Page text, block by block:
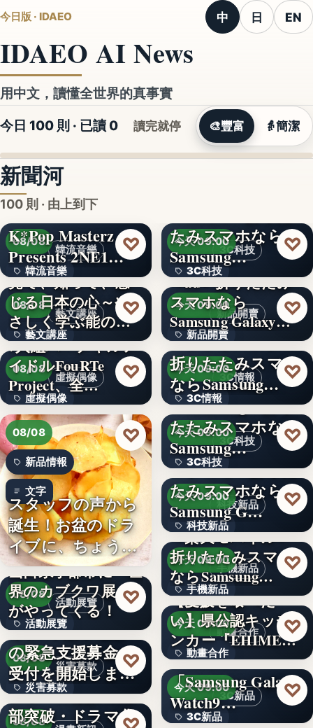
今日版 · IDAEO 中 日 EN
IDAEO AI News
用中文，讀懂全世界的真事實
今日 100 則 · 已讀 0 讀完就停 🎨豐富 👵簡潔
新聞河
100 則 · 由上到下
韓流音樂
08/08
韓流音樂
文字
K*Pop Masterz
Presents 2NE1…
♡
藝文講座
08/08
藝文講座
1,000円
見て、知って、感
じる日本の心～や
さしく学ぶ能の世
界へ
♡
虛擬偶像
08/08
虛擬偶像
10
7人組バーチャルア
イドルFouRTe
Project、全…
♡
08/08
新品情報
文字
スタッフの声から
誕生！お盆のドラ
イブに、ちょうど
いい。「…
♡
活動展覽
08/08
活動展覽
60
山口県宇部市に『世
界のカブクワ展』
がやってくる！
♡
災害募款
08/08
災害募款
文字
令和8年熊本地震へ
の緊急支援募金の
受付を開始しまし
た
♡
08/08
シリーズ累計40万
部突破・ドラマ化
3C科技
今天 09:00
3C科技
文字
たみスマホなら
Samsung…
♡
新品開賣
今天 09:00
新品開賣
4.1
＜au＞折りたたみ
スマホなら
Samsung Galaxy…
♡
3C情報
今天 09:00
3C情報
文字
＜ソフトバンク＞
折りたたみスマホ
ならSamsung…
♡
3C科技
今天 09:00
3C科技
文字
＜Samsung＞折り
たたみスマホなら
Samsung…
♡
科技新品
今天 09:00
科技新品
文字
＜ドコモ＞折りた
たみスマホなら
Samsung G…
♡
手機新品
今天 09:00
手機新品
4.1
＜楽天モバイル＞
折りたたみスマホ
ならSamsung…
♡
動畫合作
今天 09:00
動畫合作
108
【愛媛を喰べた
い】県公認キッチ
ンカー『EHIMEみ
きゃん…
♡
3C新品
今天 09:00
3C新品
＜OPEN＞
「Samsung Galaxy
Watch9…
♡